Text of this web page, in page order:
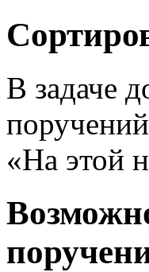
В задаче
«На этой